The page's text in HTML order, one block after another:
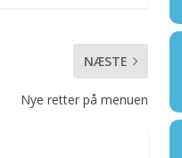
NÆSTE
Nye retter på menuen